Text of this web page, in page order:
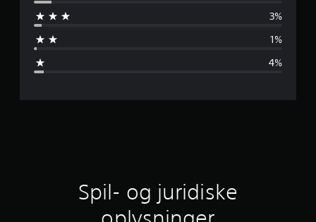
m
n
3%
1%
4%
Spil- og juridiske